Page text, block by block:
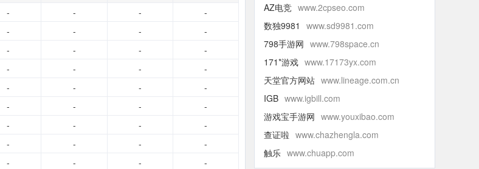
- - -
-
- - -
-
- - -
-
- - -
-
- - -
-
- - -
-
- - -
-
- - -
-
- - -
-
AZ电竞 www.2cpseo.com
数独9981
www.sd9981.com
798手游网 www.798space.cn
171*游戏 www.17173yx.com
天堂官方网站 www.lineage.com.cn
IGB www.igbill.com
游戏宝手游网 www.youxibao.com
查证啦 www.chazhengla.com
触乐 www.chuapp.com